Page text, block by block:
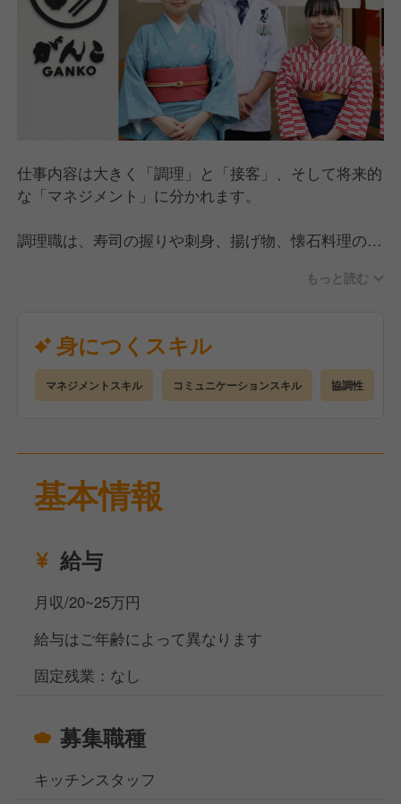
仕事内容は大きく「調理」と「接客」、そして将来的
な「マネジメント」に分かれます。
調理職は、寿司の握りや刺身、揚げ物、懐石料理の調
研修で基礎から学べるほか、DX導入により効率的に
接客職は、料理の提供やご案内を通じた「おもてな
し」が主役です。一般店舗から着物で接客する「お屋
敷」まであり、質の高い作法が身につきます。
す。現場の声を大切にする社風のため、自身のアイデ
アで店舗を活気づけるやりがいがあります。
もっと読む
身につくスキル
マネジメントスキル コミュニケーションスキル 協調性
基本情報
給与
月収/20~25万円
給与はご年齢によって異なります
固定残業：なし
募集職種
キッチンスタッフ